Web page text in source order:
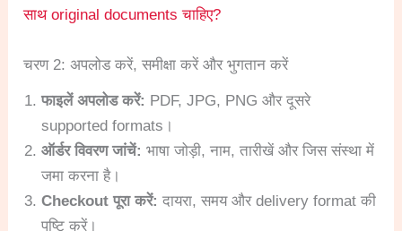
साथ original documents चाहिए?
चरण 2: अपलोड करें, समीक्षा करें और भुगतान करें
फाइलें अपलोड करें: PDF, JPG, PNG और दूसरे
supported formats।
ऑर्डर विवरण जांचें: भाषा जोड़ी, नाम, तारीखें और जिस संस्था में
जमा करना है।
Checkout पूरा करें: दायरा, समय और delivery format की
पुष्टि करें।